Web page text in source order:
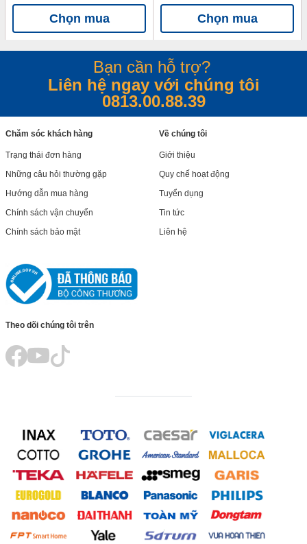
Chọn mua Chọn mua
Bạn cần hỗ trợ?
Liên hệ ngay với chúng tôi
0813.00.88.39
Chăm sóc khách hàng
Trạng thái đơn hàng
Những câu hỏi thường gặp
Hướng dẫn mua hàng
Chính sách vận chuyển
Chính sách bảo mật
Về chúng tôi
Giới thiệu
Quy chế hoạt động
Tuyển dụng
Tin tức
Liên hệ
Theo dõi chúng tôi trên